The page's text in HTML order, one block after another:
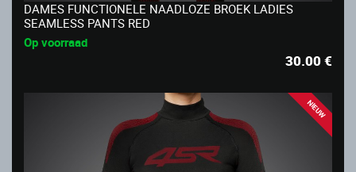
DAMES FUNCTIONELE NAADLOZE BROEK LADIES
SEAMLESS PANTS RED
Op voorraad
30.00€
NIEUW